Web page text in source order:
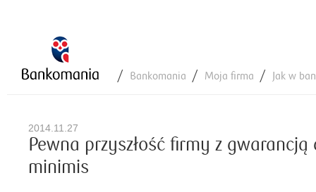
Bankomania Moja firma Jak w
2014.11.27
Pewna przyszłość firmy z gwarancją
minimis